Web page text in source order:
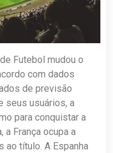
Futebol mudou o
com dados
de previsão
seus usuários, a
para conquistar a
a França ocupa a
título. A Espanha